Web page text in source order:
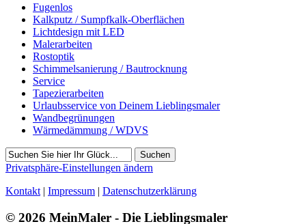
Fugenlos
Kalkputz / Sumpfkalk-Oberflächen
Lichtdesign mit LED
Malerarbeiten
Rostoptik
Schimmelsanierung / Bautrocknung
Service
Tapezierarbeiten
Urlaubsservice von Deinem Lieblingsmaler
Wandbegrünungen
Wärmedämmung / WDVS
Suchen
Privatsphäre-Einstellungen ändern
Kontakt | Impressum | Datenschutzerklärung
© 2026 MeinMaler - Die Lieblingsmaler